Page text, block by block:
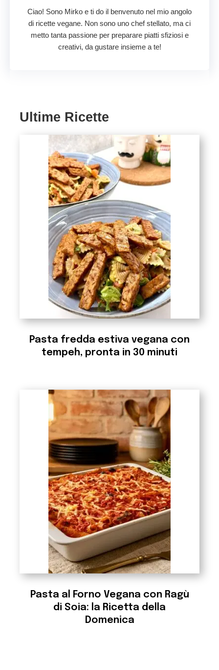
Ciao! Sono Mirko e ti do il benvenuto nel mio angolo
di ricette vegane. Non sono uno chef stellato, ma ci
metto tanta passione per preparare piatti sfiziosi e
creativi, da gustare insieme a te!
Ultime Ricette
Pasta fredda estiva vegana con
tempeh, pronta in 30 minuti
Pasta al Forno Vegana con Ragù
di Soia: la Ricetta della
Domenica